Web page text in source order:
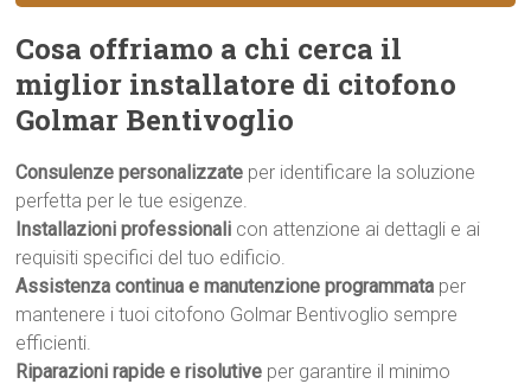
Cosa offriamo a chi cerca il
miglior installatore di citofono
Golmar Bentivoglio
Consulenze personalizzate per identificare la soluzione
perfetta per le tue esigenze.
Installazioni professionali con attenzione ai dettagli e ai
requisiti specifici del tuo edificio.
Assistenza continua e manutenzione programmata per
mantenere i tuoi citofono Golmar Bentivoglio sempre
efficienti.
Riparazioni rapide e risolutive per garantire il minimo